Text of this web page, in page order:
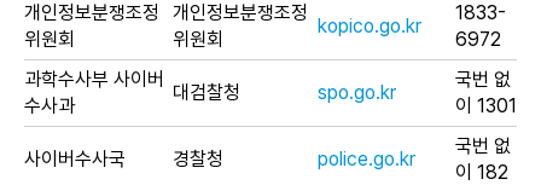
개인정보분쟁조정
위원회
개인정보분쟁조정
위원회
kopico.go.kr
1833-
6972
과학수사부 사이버
수사과
대검찰청 spo.go.kr
국번 없
이 1301
사이버수사국 경찰청 police.go.kr
국번 없
이 182